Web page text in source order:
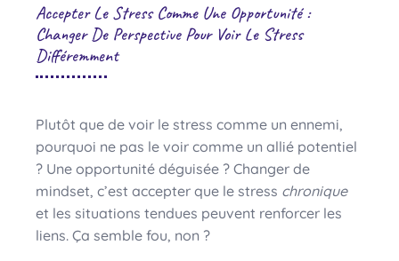
Accepter Le Stress Comme Une Opportunité :
Changer De Perspective Pour Voir Le Stress
Différemment
Plutôt que de voir le stress comme un ennemi,
pourquoi ne pas le voir comme un allié potentiel
? Une opportunité déguisée ? Changer de
mindset, c’est accepter que le stress chronique
et les situations tendues peuvent renforcer les
liens. Ça semble fou, non ?